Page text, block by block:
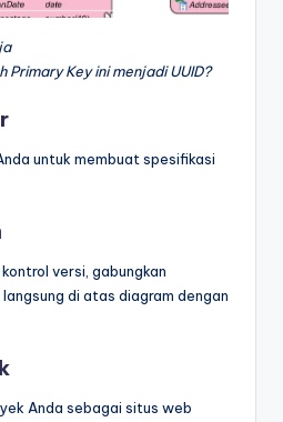
Primary Key ini menjadi UUID?
untuk membuat spesifikasi
versi, gabungkan
di atas diagram dengan
Anda sebagai situs web